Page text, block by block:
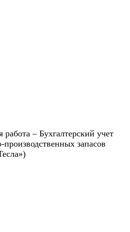
– Бухгалтерский учет
производственных запасов